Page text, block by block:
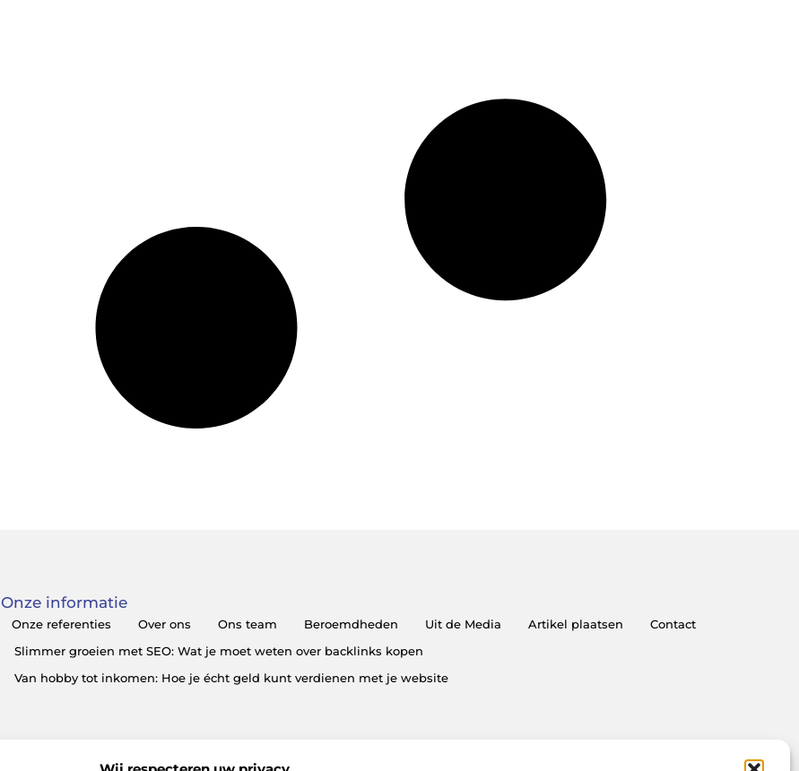
Onze informatie
Onze referenties Over ons Ons team Beroemdheden Uit de Media Artikel plaatsen
Contact
Slimmer groeien met SEO: Wat je moet weten over backlinks kopen
Van hobby tot inkomen: Hoe je écht geld kunt verdienen met je website